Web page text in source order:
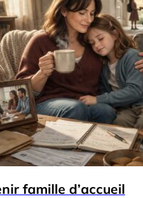
famille d’accueil